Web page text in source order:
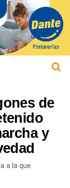
de
y
a la que